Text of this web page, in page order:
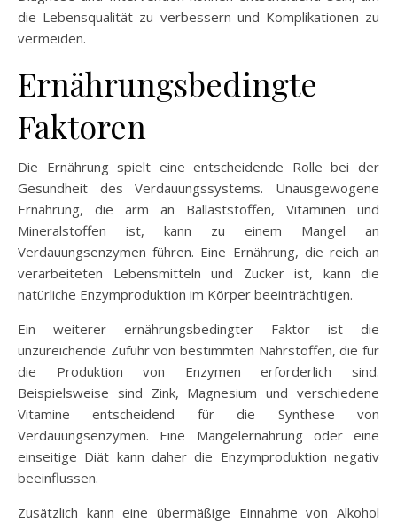
die Lebensqualität zu verbessern und Komplikationen zu
vermeiden.
Ernährungsbedingte
Faktoren
Die Ernährung spielt eine entscheidende Rolle bei der
Gesundheit des Verdauungssystems. Unausgewogene
Ernährung, die arm an Ballaststoffen, Vitaminen und
Mineralstoffen ist, kann zu einem Mangel an
Verdauungsenzymen führen. Eine Ernährung, die reich an
verarbeiteten Lebensmitteln und Zucker ist, kann die
natürliche Enzymproduktion im Körper beeinträchtigen.
Ein weiterer ernährungsbedingter Faktor ist die
unzureichende Zufuhr von bestimmten Nährstoffen, die für
die Produktion von Enzymen erforderlich sind.
Beispielsweise sind Zink, Magnesium und verschiedene
Vitamine entscheidend für die Synthese von
Verdauungsenzymen. Eine Mangelernährung oder eine
einseitige Diät kann daher die Enzymproduktion negativ
beeinflussen.
Zusätzlich kann eine übermäßige Einnahme von Alkohol